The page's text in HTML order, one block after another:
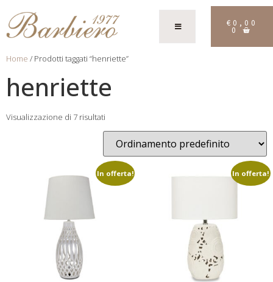
€ 0,00
0
Home / Prodotti taggati “henriette”
henriette
Visualizzazione di 7 risultati
In offerta! In offerta!